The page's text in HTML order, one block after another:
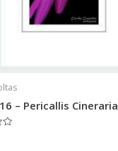
– Pericallis Cineraria